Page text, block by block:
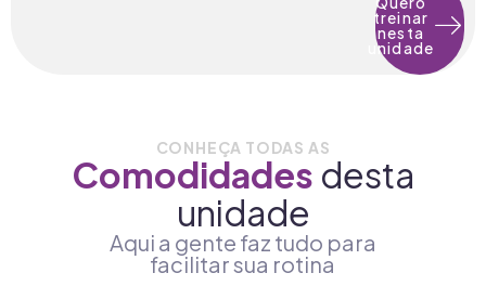
treinar
nesta
unidade
CONHEÇA TODAS AS
Comodidades desta
unidade
Aqui a gente faz tudo para
facilitar sua rotina